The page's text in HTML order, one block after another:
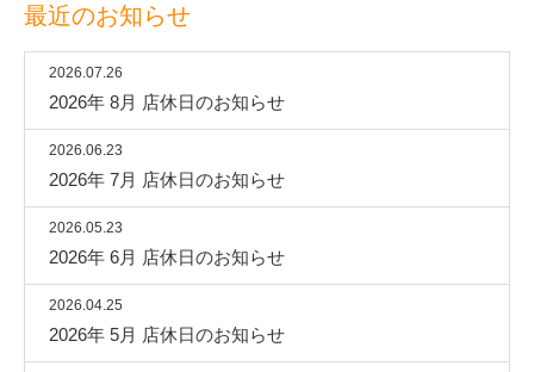
最近のお知らせ
2026.07.26
2026年 8月 店休日のお知らせ
2026.06.23
2026年 7月 店休日のお知らせ
2026.05.23
2026年 6月 店休日のお知らせ
2026.04.25
2026年 5月 店休日のお知らせ